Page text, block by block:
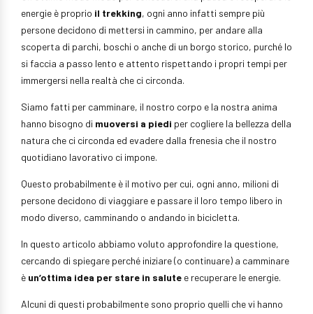
energie è proprio il trekking, ogni anno infatti sempre più
persone decidono di mettersi in cammino, per andare alla
scoperta di parchi, boschi o anche di un borgo storico, purché lo
si faccia a passo lento e attento rispettando i propri tempi per
immergersi nella realtà che ci circonda.
Siamo fatti per camminare, il nostro corpo e la nostra anima
hanno bisogno di muoversi a piedi per cogliere la bellezza della
natura che ci circonda ed evadere dalla frenesia che il nostro
quotidiano lavorativo ci impone.
Questo probabilmente è il motivo per cui, ogni anno, milioni di
persone decidono di viaggiare e passare il loro tempo libero in
modo diverso, camminando o andando in bicicletta.
In questo articolo abbiamo voluto approfondire la questione,
cercando di spiegare perché iniziare (o continuare) a camminare
è un’ottima idea per stare in salute e recuperare le energie.
Alcuni di questi probabilmente sono proprio quelli che vi hanno